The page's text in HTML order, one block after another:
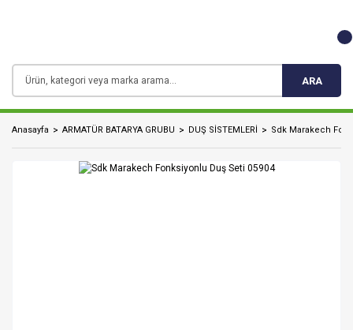
ARA
Anasayfa ARMATÜR BATARYA GRUBU DUŞ SİSTEMLERİ Sdk Marakech